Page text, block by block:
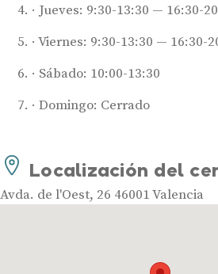
Jueves: 9:30-13:30 — 16:30-
Viernes: 9:30-13:30 — 16:30-
Sábado: 10:00-13:30
Domingo: Cerrado
Localización del
Avda. de l'Oest, 26 46001 Valencia
Audífonos
Mejores marcas de
Audífonos
Audífonos
Audífonos